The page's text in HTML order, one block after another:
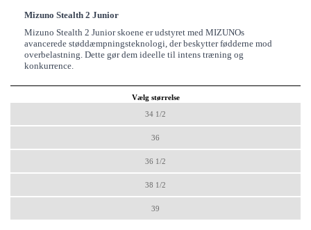
Mizuno Stealth 2 Junior
Mizuno Stealth 2 Junior skoene er udstyret med MIZUNOs
avancerede støddæmpningsteknologi, der beskytter fødderne mod
overbelastning. Dette gør dem ideelle til intens træning og
konkurrence.
Vælg størrelse
34 1/2
36
36 1/2
38 1/2
39